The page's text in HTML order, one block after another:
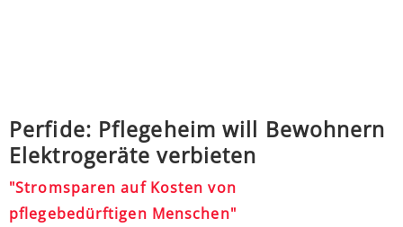
Perfide: Pflegeheim will Bewohnern
Elektrogeräte verbieten
"Stromsparen auf Kosten von
pflegebedürftigen Menschen"